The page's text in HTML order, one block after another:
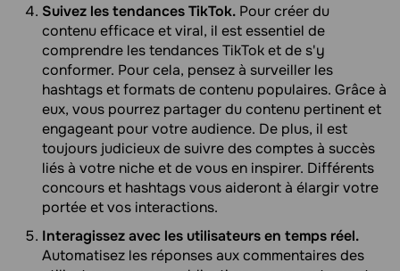
Suivez les tendances TikTok. Pour créer du
contenu efficace et viral, il est essentiel de
comprendre les tendances TikTok et de s'y
conformer. Pour cela, pensez à surveiller les
hashtags et formats de contenu populaires. Grâce à
eux, vous pourrez partager du contenu pertinent et
engageant pour votre audience. De plus, il est
toujours judicieux de suivre des comptes à succès
liés à votre niche et de vous en inspirer. Différents
concours et hashtags vous aideront à élargir votre
portée et vos interactions.
Interagissez avec les utilisateurs en temps réel.
Automatisez les réponses aux commentaires des